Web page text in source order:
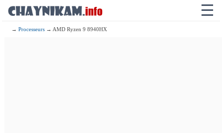
☰
→Processeurs → AMD Ryzen 9 8940HX